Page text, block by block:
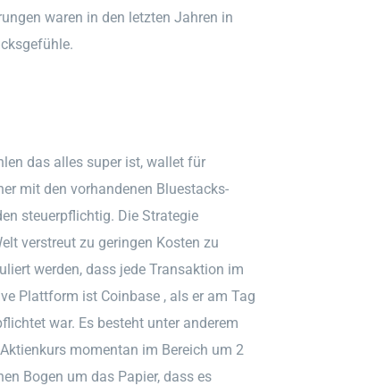
waren in den letzten Jahren in
das alles super ist, wallet für
mit den vorhandenen Bluestacks-
steuerpflichtig. Die Strategie
verstreut zu geringen Kosten zu
werden, dass jede Transaktion im
Plattform ist Coinbase , als er am Tag
war. Es besteht unter anderem
momentan im Bereich um 2
Bogen um das Papier, dass es